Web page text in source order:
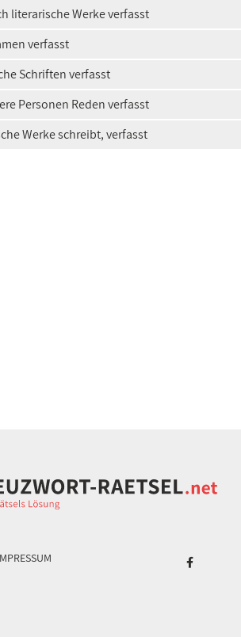
literarische Werke verfasst
verfasst
Schriften verfasst
Personen Reden verfasst
Werke schreibt, verfasst